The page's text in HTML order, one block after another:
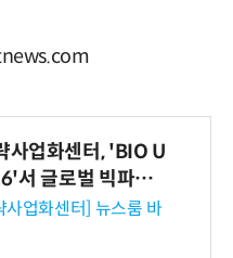
사업화센터, 'BIO U
서 글로벌 빅파마
니스 미팅 지원…K
외 진출 교두보 확
사업화센터] 뉴스룸 바